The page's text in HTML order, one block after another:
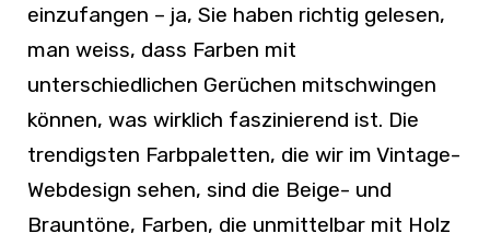
einzufangen – ja, Sie haben richtig gelesen,
man weiss, dass Farben mit
unterschiedlichen Gerüchen mitschwingen
können, was wirklich faszinierend ist. Die
trendigsten Farbpaletten, die wir im Vintage-
Webdesign sehen, sind die Beige- und
Brauntöne, Farben, die unmittelbar mit Holz